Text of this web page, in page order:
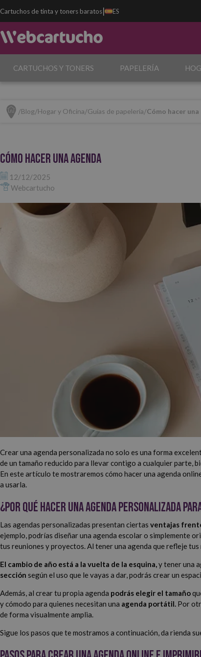
Cartuchos de tinta y toners baratos| ES
CARTUCHOS Y TONERS PAPELERÍA
Blog Hogar y Oficina Guías de papelería Cómo hacer una
Cómo hacer una agenda
12/12/2025
Webcartucho
Crear una agenda personalizada no solo es una forma
de un tamaño reducido para llevar contigo a cualquier parte,
En este artículo te mostraremos cómo hacer una agenda
a usarla.
¿Por qué hacer una agenda personalizada
Las agendas personalizadas presentan ciertas ventajas
ejemplo, podrías diseñar una agenda escolar o simplemente
tus reuniones y proyectos. Al tener una agenda que refleje
El cambio de año está a la vuelta de la esquina,y tener una
sección según el uso que le vayas a dar, podrás crear un
Además, al crear tu propia agenda podrás elegir el tamaño
y cómodo para quienes necesitan una agenda portátil. Por
de forma visualmente amplia.
Sigue los pasos que te mostramos a continuación, da rienda